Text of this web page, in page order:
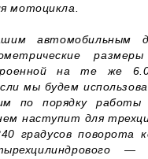
мотоцикла.
автомобильным
размеры
на те же
мы будем
по порядку работы
наступит для
градусов поворота
—